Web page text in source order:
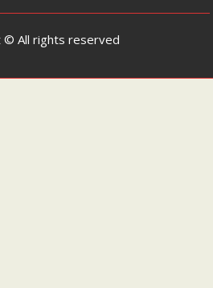
© All rights reserved